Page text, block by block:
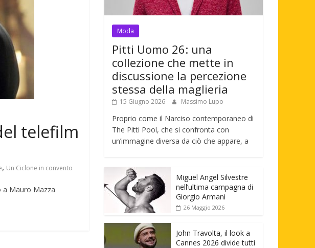
telefilm
, Un Ciclone in convento
a Mauro Mazza
Moda
Pitti Uomo 26: una
collezione che mette in
discussione la percezione
stessa della maglieria
15 Giugno 2026 Massimo Lupo
Proprio come il Narciso contemporaneo di
The Pitti Pool, che si confronta con
un’immagine diversa da ciò che appare, a
Miguel Angel Silvestre
nell’ultima campagna di
Giorgio Armani
26 Maggio 2026
John Travolta, il look a
Cannes 2026 divide tutti